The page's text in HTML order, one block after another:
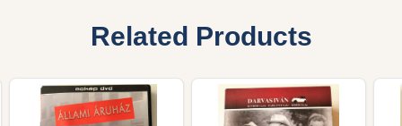
Related Products